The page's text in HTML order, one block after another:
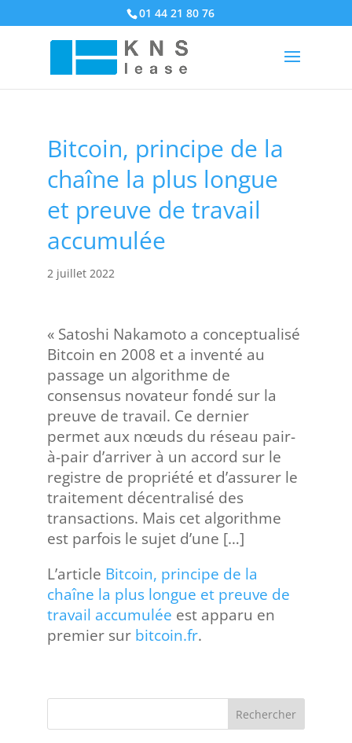
01 44 21 80 76
Bitcoin, principe de la
chaîne la plus longue
et preuve de travail
accumulée
2 juillet 2022
« Satoshi Nakamoto a conceptualisé
Bitcoin en 2008 et a inventé au
passage un algorithme de
consensus novateur fondé sur la
preuve de travail. Ce dernier
permet aux nœuds du réseau pair-
à-pair d’arriver à un accord sur le
registre de propriété et d’assurer le
traitement décentralisé des
transactions. Mais cet algorithme
est parfois le sujet d’une […]
L’article Bitcoin, principe de la
chaîne la plus longue et preuve de
travail accumulée est apparu en
premier sur bitcoin.fr.